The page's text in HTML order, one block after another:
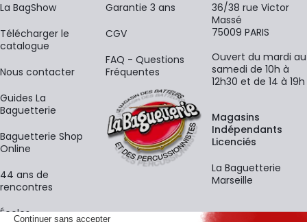
La BagShow
​Télécharger le
catalogue
Nous contacter
Guides La
Baguetterie
Baguetterie Shop
Online
44 ans de
rencontres
Écoles
Garantie 3 ans
CGV
FAQ - Questions
Fréquentes
36/38 rue Victor
Massé
75009 PARIS
Ouvert du mardi au
samedi de 10h à
12h30 et de 14 à 19h
Magasins
Indépendants
Licenciés
La Baguetterie
Marseille